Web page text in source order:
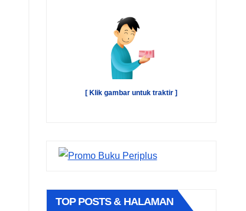
[ Klik gambar untuk traktir ]
TOP POSTS & HALAMAN